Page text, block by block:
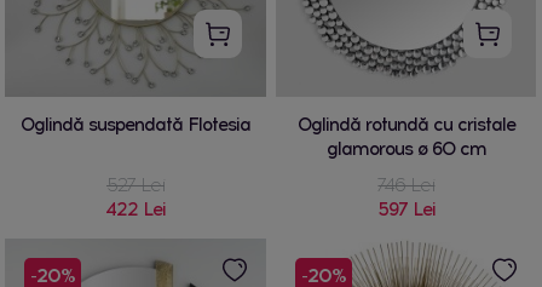
Oglindă suspendată Flotesia
527 Lei
422 Lei
Oglindă rotundă cu cristale
glamorous ø 60 cm
746 Lei
597 Lei
-20% -20%